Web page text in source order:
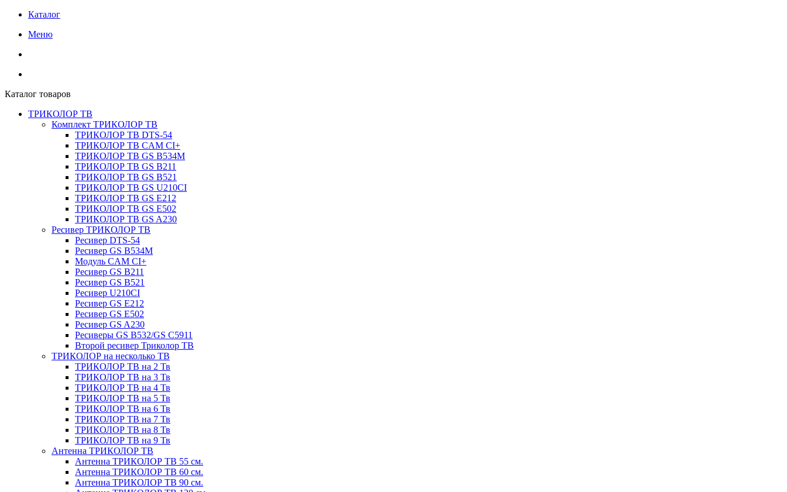
Каталог
Меню
Каталог товаров
ТРИКОЛОР ТВ
Комплект ТРИКОЛОР ТВ
ТРИКОЛОР ТВ DTS-54
ТРИКОЛОР ТВ CAM CI+
ТРИКОЛОР ТВ GS B534M
ТРИКОЛОР ТВ GS B211
ТРИКОЛОР ТВ GS B521
ТРИКОЛОР ТВ GS U210CI
ТРИКОЛОР ТВ GS E212
ТРИКОЛОР ТВ GS E502
ТРИКОЛОР ТВ GS A230
Ресивер ТРИКОЛОР ТВ
Ресивер DTS-54
Ресивер GS B534M
Модуль CAM CI+
Ресивер GS B211
Ресивер GS B521
Ресивер U210CI
Ресивер GS E212
Ресивер GS E502
Ресивер GS A230
Ресиверы GS B532/GS C5911
Второй ресивер Триколор ТВ
ТРИКОЛОР на несколько ТВ
ТРИКОЛОР ТВ на 2 Тв
ТРИКОЛОР ТВ на 3 Тв
ТРИКОЛОР ТВ на 4 Тв
ТРИКОЛОР ТВ на 5 Тв
ТРИКОЛОР ТВ на 6 Тв
ТРИКОЛОР ТВ на 7 Тв
ТРИКОЛОР ТВ на 8 Тв
ТРИКОЛОР ТВ на 9 Тв
Антенна ТРИКОЛОР ТВ
Антенна ТРИКОЛОР ТВ 55 см.
Антенна ТРИКОЛОР ТВ 60 см.
Антенна ТРИКОЛОР ТВ 90 см.